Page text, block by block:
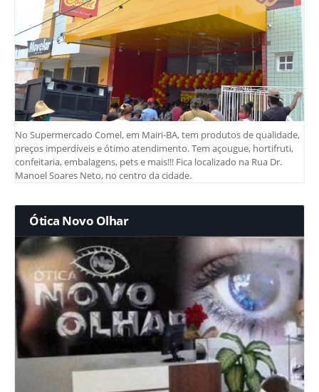
No Supermercado Comel, em Mairi-BA, tem produtos de qualidade,
preços imperdíveis e ótimo atendimento. Tem açougue, hortifruti,
confeitaria, embalagens, pets e mais!!! Fica localizado na Rua Dr.
Manoel Soares Neto, no centro da cidade.
Ótica Novo Olhar